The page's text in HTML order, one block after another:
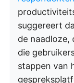
suggereert
de naadloze,
die
stappen van